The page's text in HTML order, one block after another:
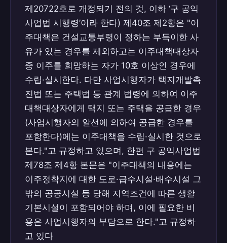
제20722호로 개정되기 전의 것, 이하 ‘구 공익
사업법 시행령’이라 한다) 제40조 제2항은 "이
주대책은 건설교통부령이 정하는 부득이한 사
유가 있는 경우를 제외하고는 이주대책대상자
중 이주를 희망하는 자가 10호 이상인 경우에
수립·실시한다. 다만 사업시행자가 택지개발촉
진법 또는 주택법 등 관계 법령에 의하여 이주
대책대상자에게 택지 또는 주택을 공급한 경우
(사업시행자의 알선에 의하여 공급한 경우를
포함한다)에는 이주대책을 수립·실시한 것으로
본다."고 규정하고 있으며, 한편 구 공익사업법
제78조 제4항 본문은 "이주대책의 내용에는
이주정착지에 대한 도로·급수시설·배수시설 그
밖의 공공시설 등 당해 지역조건에 따른 생활
기본시설이 포함되어야 하며, 이에 필요한 비
용은 사업시행자의 부담으로 한다."고 규정하
고 있다